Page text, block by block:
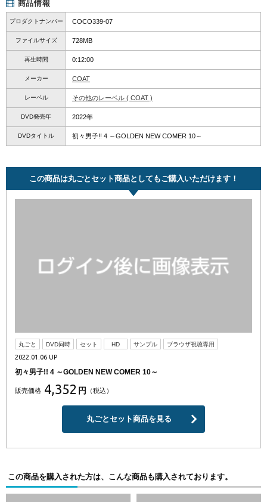
商品情報
プロダクトナンバー COCO339-07
ファイルサイズ 728MB
再生時間 0:12:00
メーカー COAT
レーベル その他のレーベル ( COAT )
DVD発売年 2022年
DVDタイトル 初々男子!! 4 ～GOLDEN NEW COMER 10～
この商品は丸ごとセット商品としてもご購入いただけます！
丸ごと DVD同時 セット HD サンプル ブラウザ視聴専用
2022.01.06 UP
初々男子!! 4 ～GOLDEN NEW COMER 10～
販売価格 4,352 円 （税込）
丸ごとセット商品を見る
この商品を購入された方は、こんな商品も購入されております。